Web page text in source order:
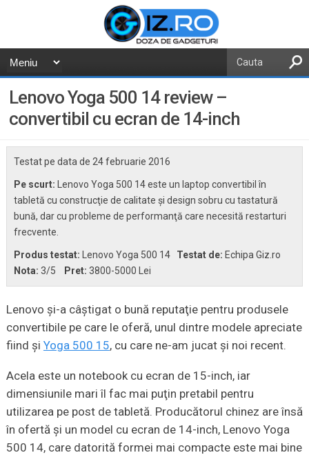
Lenovo Yoga 500 14 review –
convertibil cu ecran de 14-inch
Testat pe data de 24 februarie 2016
Pe scurt:
Lenovo Yoga 500 14 este un laptop convertibil în
tabletă cu construcţie de calitate şi design sobru cu tastatură
bună, dar cu probleme de performanţă care necesită restarturi
frecvente.
Produs testat: Lenovo Yoga 500 14 Testat de: Echipa Giz.ro
Nota: 3/5 Pret: 3800-5000 Lei
Lenovo şi-a câştigat o bună reputaţie pentru produsele
convertibile pe care le oferă, unul dintre modele apreciate
fiind și Yoga 500 15, cu care ne-am jucat şi noi recent.
Acela este un notebook cu ecran de 15-inch, iar
dimensiunile mari îl fac mai puţin pretabil pentru
utilizarea pe post de tabletă. Producătorul chinez are însă
în ofertă şi un model cu ecran de 14-inch, Lenovo Yoga
500 14, care datorită formei mai compacte este mai bine